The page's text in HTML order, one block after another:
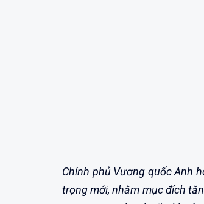
Chính phủ Vương quốc Anh
trọng mới, nhằm mục đích